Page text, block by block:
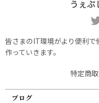
うぇぶ
皆さまのIT環境がより便利
作っていきます。
特定商
ブログ